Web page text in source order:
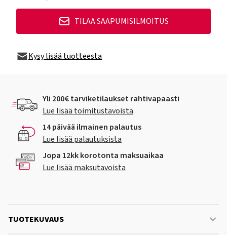
TILAA SAAPUMISILMOITUS
Kysy lisää tuotteesta
Yli 200€ tarviketilaukset rahtivapaasti
Lue lisää toimitustavoista
14 päivää ilmainen palautus
Lue lisää palautuksista
Jopa 12kk korotonta maksuaikaa
Lue lisää maksutavoista
TUOTEKUVAUS